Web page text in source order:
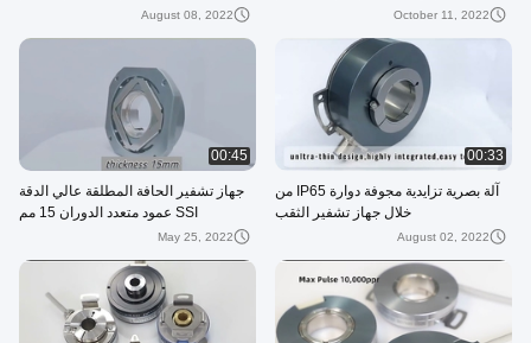
October 11, 2022
August 08, 2022
00:33
آلة بصرية تزايدية مجوفة دوارة IP65 من
خلال جهاز تشفير الثقب
August 02, 2022
00:45
جهاز تشفير الحافة المطلقة عالي الدقة
SSI عمود متعدد الدوران 15 مم
May 25, 2022